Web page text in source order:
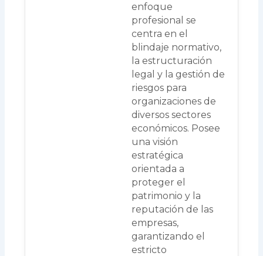
enfoque
profesional se
centra en el
blindaje normativo,
la estructuración
legal y la gestión de
riesgos para
organizaciones de
diversos sectores
económicos. Posee
una visión
estratégica
orientada a
proteger el
patrimonio y la
reputación de las
empresas,
garantizando el
estricto